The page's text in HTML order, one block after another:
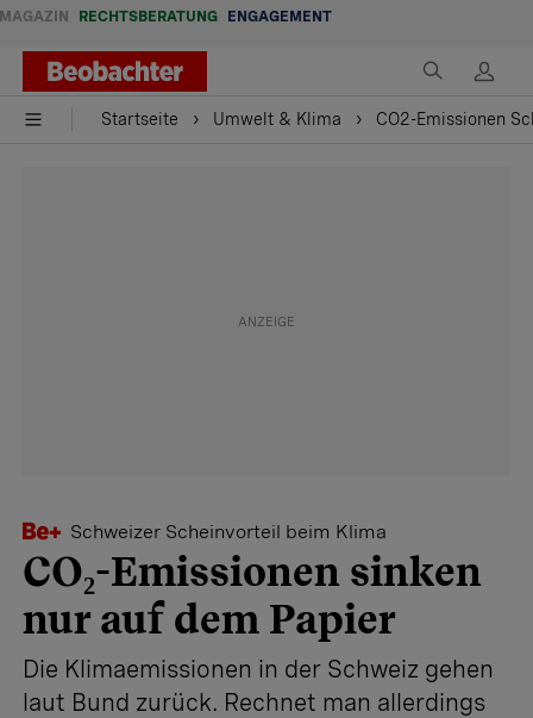
MAGAZIN RECHTSBERATUNG ENGAGEMENT
Startseite Umwelt & Klima CO2-Emissionen
Schweizer Scheinvorteil beim Klima
CO₂-Emissionen sinken
nur auf dem Papier
Die Klima­emissionen in der Schweiz gehen
laut Bund zurück. Rechnet man allerdings